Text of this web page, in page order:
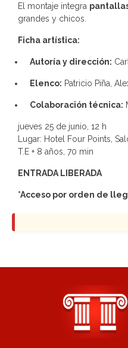
El montaje integra
grandes y chicos.
Ficha artística:
Autoría y dirección:
Elenco: Patricio Piña,
Colaboración técnica:
jueves 25 de junio, 12 h
Lugar: Hotel Four Points,
T.E + 8 años, 70 min
ENTRADA LIBERADA
*Acceso por orden de